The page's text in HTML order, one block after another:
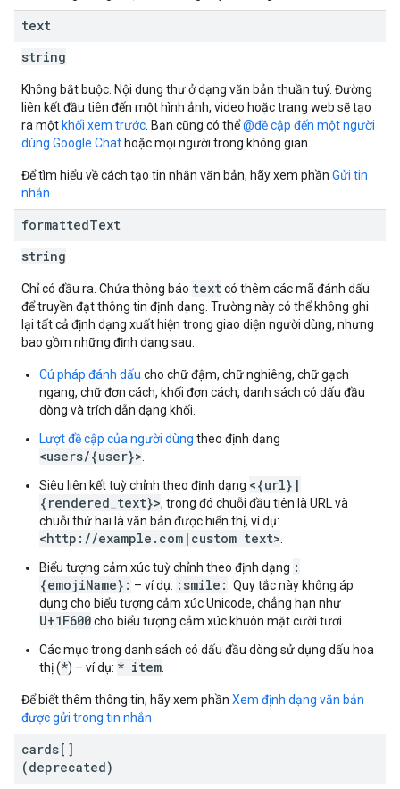
text
string
Không bắt buộc. Nội dung thư ở dạng văn bản thuần tuý. Đường
liên kết đầu tiên đến một hình ảnh, video hoặc trang web sẽ tạo
ra một khối xem trước . Bạn cũng có thể@đề cập đến một người
dùng Google Chat hoặc mọi người trong không gian.
Để tìm hiểu về cách tạo tin nhắn văn bản, hãy xem phần Gửi tin
nhắn
formattedText
string
Chỉ có đầu ra. Chứa thông báo textcó thêm các mã đánh dấu
để truyền đạt thông tin định dạng. Trường này có thể không ghi
lại tất cả định dạng xuất hiện trong giao diện người dùng, nhưng
bao gồm những định dạng sau:
Cú pháp đánh dấu cho chữ đậm, chữ nghiêng, chữ gạch
ngang, chữ đơn cách, khối đơn cách, danh sách có dấu đầu
dòng và trích dẫn dạng khối.
Lượt đề cập của người dùng theo định dạng
<users/{user}>
Siêu liên kết tuỳ chỉnh theo định dạng <{url}|
{rendered_text}>, trong đó chuỗi đầu tiên là URL và
chuỗi thứ hai là văn bản được hiển thị, ví dụ:
<http://example.com|custom text>
Biểu tượng cảm xúc tuỳ chỉnh theo định dạng :
{emojiName}: – ví dụ: :smile: . Quy tắc này không áp
dụng cho biểu tượng cảm xúc Unicode, chẳng hạn như
U+1F600cho biểu tượng cảm xúc khuôn mặt cười tươi.
Các mục trong danh sách có dấu đầu dòng sử dụng dấu hoa
thị (*) – ví dụ: * item
Để biết thêm thông tin, hãy xem phần Xem định dạng văn bản
được gửi trong tin nhắn
cards[]
(deprecated)